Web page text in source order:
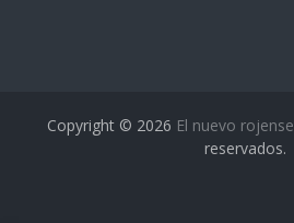
Copyright © 2026 El nuevo rojense
reservados.